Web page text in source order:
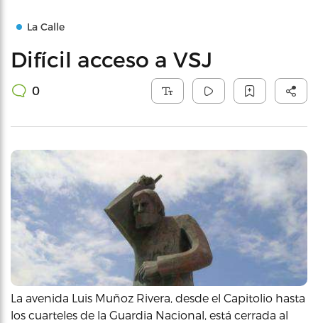
La Calle
Difícil acceso a VSJ
0
La avenida Luis Muñoz Rivera, desde el Capitolio hasta
los cuarteles de la Guardia Nacional, está cerrada al